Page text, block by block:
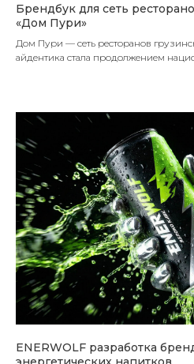
Брендбук для сеть
«Дом Пури»
Дом Пури — сеть ресторанов
айдентика стала продолжением
ENERWOLF разработка